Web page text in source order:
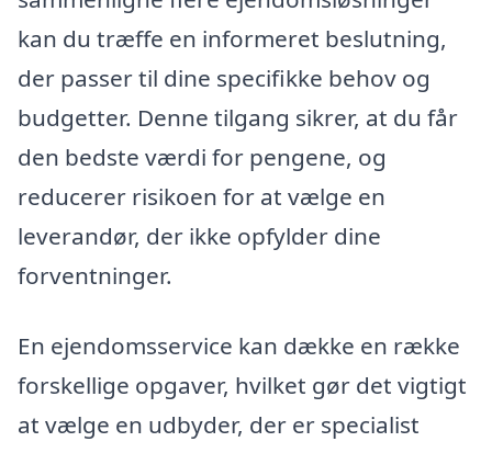
kan du træffe en informeret beslutning,
der passer til dine specifikke behov og
budgetter. Denne tilgang sikrer, at du får
den bedste værdi for pengene, og
reducerer risikoen for at vælge en
leverandør, der ikke opfylder dine
forventninger.
En ejendomsservice kan dække en række
forskellige opgaver, hvilket gør det vigtigt
at vælge en udbyder, der er specialist